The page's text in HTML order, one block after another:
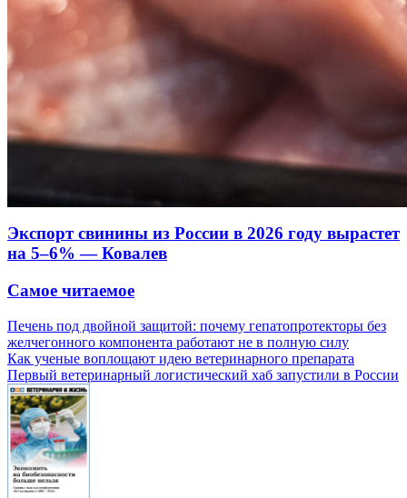
Экспорт свинины из России в 2026 году вырастет
на 5–6% — Ковалев
Самое читаемое
Печень под двойной защитой: почему гепатопротекторы без
желчегонного компонента работают не в полную силу
Как ученые воплощают идею ветеринарного препарата
Первый ветеринарный логистический хаб запустили в России